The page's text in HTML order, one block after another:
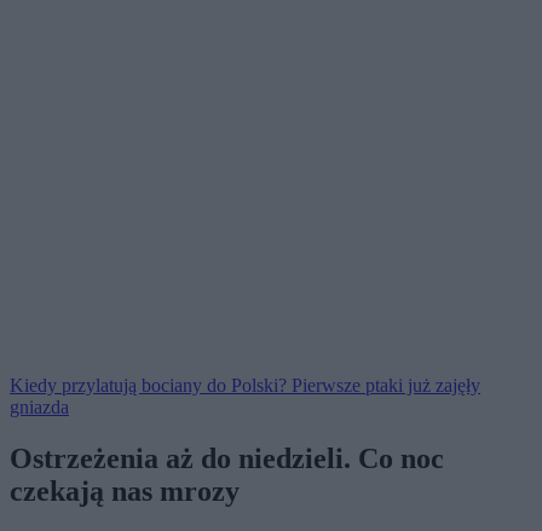
Kiedy przylatują bociany do Polski? Pierwsze ptaki już zajęły
gniazda
Ostrzeżenia aż do niedzieli. Co noc
czekają nas mrozy